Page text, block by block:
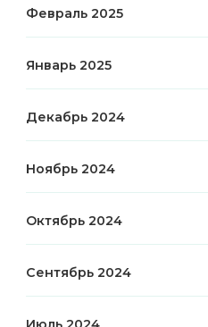
Февраль 2025
Январь 2025
Декабрь 2024
Ноябрь 2024
Октябрь 2024
Сентябрь 2024